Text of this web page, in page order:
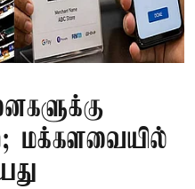
மக்களவையில்